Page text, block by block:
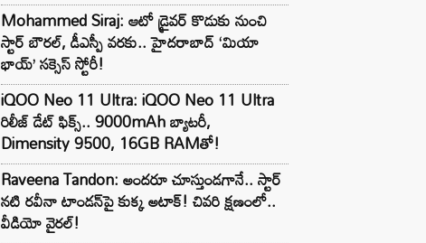
Mohammed Siraj: ఆటో డ్రైవర్ కొడుకు నుంచి
స్టార్ బౌరల్, డీఎస్పీ వరకు.. హైదరాబాద్ ‘మియా
భాయ్’ సక్సెస్ స్టోరీ!
iQOO Neo 11 Ultra: iQOO Neo 11 Ultra
రిలీజ్ డేట్ ఫిక్స్.. 9000mAh బ్యాటరీ,
Dimensity 9500, 16GB RAMతో!
Raveena Tandon: అందరూ చూస్తుండగానే.. స్టార్
నటి రవీనా టాండన్‌పై కుక్క అటాక్! చివరి క్షణంలో..
వీడియో వైరల్!